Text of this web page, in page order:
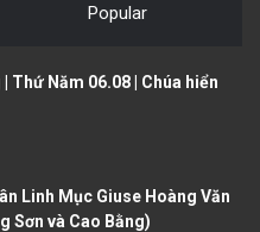
Popular
| Thứ Năm 06.08 | Chúa hiển
Linh Mục Giuse Hoàng Văn
Sơn và Cao Bằng)